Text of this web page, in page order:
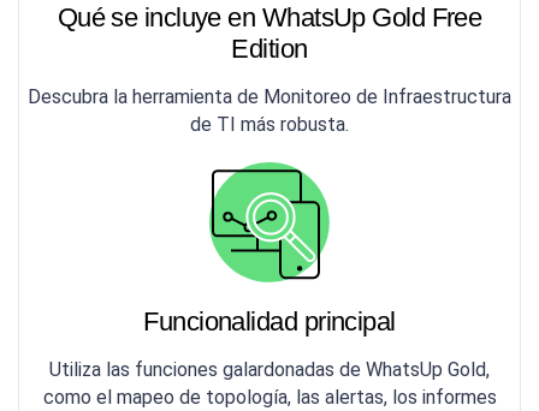
Qué se incluye en WhatsUp Gold Free
Edition
Descubra la herramienta de Monitoreo de Infraestructura
de TI más robusta.
Funcionalidad principal
Utiliza las funciones galardonadas de WhatsUp Gold,
como el mapeo de topología, las alertas, los informes